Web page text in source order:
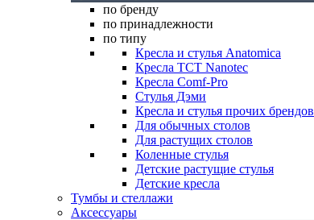
по бренду
по принадлежности
по типу
Кресла и стулья Anatomica
Кресла TCT Nanotec
Кресла Comf-Pro
Стулья Дэми
Кресла и стулья прочих брендов
Для обычных столов
Для растущих столов
Коленные стулья
Детские растущие стулья
Детские кресла
Тумбы и стеллажи
Аксессуары